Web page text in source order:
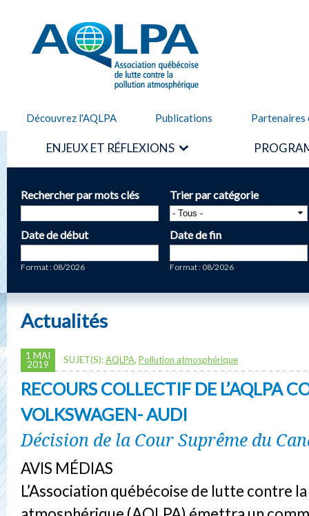
AQLPA
Découvrez l'AQLPA Publications Partenaires
ENJEUX ET RÉFLEXIONS
Rechercher par mots clés Trier par catégorie
Date de début
Format : 08/2026
Date de fin
Format : 08/2026
Actualités
1 MAI
2019
SUJET(S):AQLPA, Pollution atmosphérique
RECOURS COLLECTIF DE L’AQLPA
VOLKSWAGEN- AUDI
Décision de la Cour Suprême du
AVIS MÉDIAS
L’Association québécoise de lutte contre